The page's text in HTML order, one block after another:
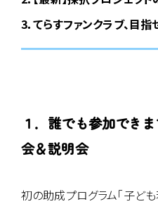
3．てらすファンクラブ、目
１． 誰でも参加でき
会＆説明会
初の助成プログラム「子ど